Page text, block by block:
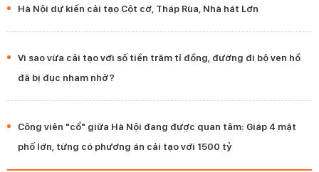
Hà Nội dự kiến cải tạo Cột cờ, Tháp Rùa, Nhà hát Lớn
Vì sao vừa cải tạo với số tiền trăm tỉ đồng, đường đi bộ ven hồ
đã bị đục nham nhở?
Công viên "cổ" giữa Hà Nội đang được quan tâm: Giáp 4 mặt
phố lớn, từng có phương án cải tạo với 1500 tỷ